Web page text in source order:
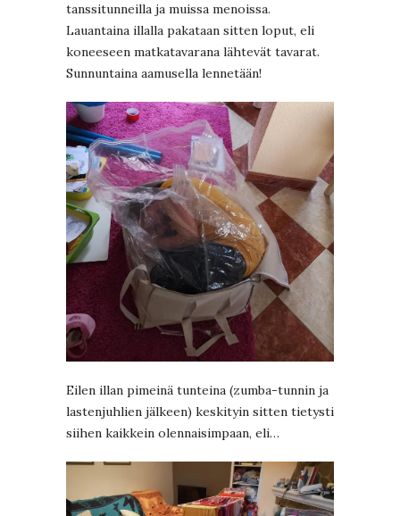
tanssitunneilla ja muissa menoissa.
Lauantaina illalla pakataan sitten loput, eli
koneeseen matkatavarana lähtevät tavarat.
Sunnuntaina aamusella lennetään!
Eilen illan pimeinä tunteina (zumba-tunnin ja
lastenjuhlien jälkeen) keskityin sitten tietysti
siihen kaikkein olennaisimpaan, eli…